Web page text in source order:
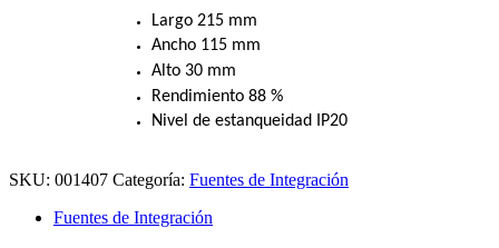
Largo 215 mm
Ancho 115 mm
Alto 30 mm
Rendimiento 88 %
Nivel de estanqueidad IP20
SKU: 001407 Categoría: Fuentes de Integración
Fuentes de Integración